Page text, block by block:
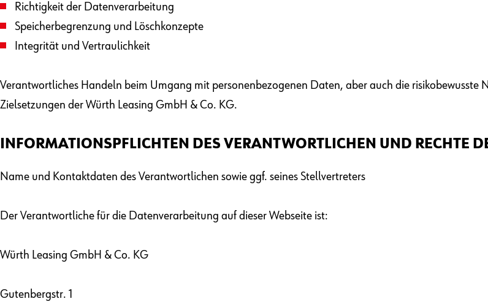
Richtigkeit der Datenverarbeitung
Speicherbegrenzung und Löschkonzepte
Integrität und Vertraulichkeit
Verantwortliches Handeln beim Umgang mit personenbezogenen Daten, aber auch die risikobewusste
Zielsetzungen der Würth Leasing GmbH & Co. KG.
INFORMATIONSPFLICHTEN DES VERANTWORTLICHEN UND RECHTE
Name und Kontaktdaten des Verantwortlichen sowie ggf. seines Stellvertreters
Der Verantwortliche für die Datenverarbeitung auf dieser Webseite ist:
Würth Leasing GmbH & Co. KG
Gutenbergstr. 1